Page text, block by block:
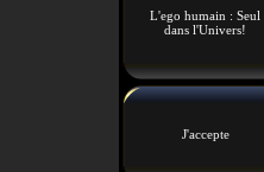
L'ego humain : Seul
dans l'Univers!
J'accepte